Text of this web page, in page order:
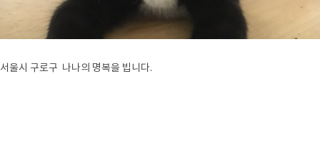
서울시 구로구 나나의 명복을 빕니다.